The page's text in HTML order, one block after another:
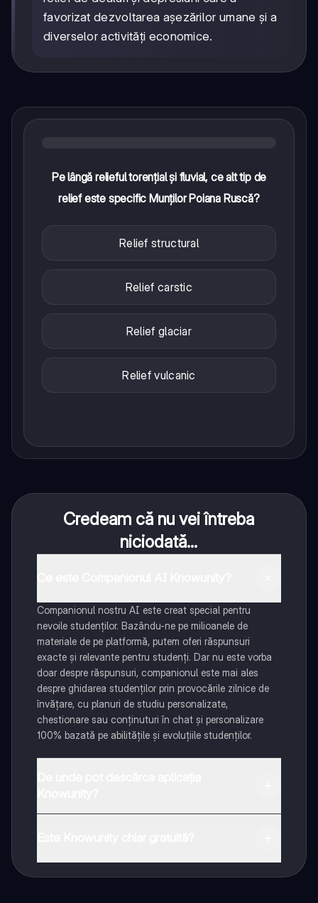
favorizat dezvoltarea așezărilor umane și a
diverselor activități economice.
Pe lângă relieful torențial și fluvial, ce alt tip de
relief este specific Munților Poiana Ruscă?
Relief structural
Relief carstic
Relief glaciar
Relief vulcanic
Credeam că nu vei întreba
niciodată...
Companionul nostru AI este creat special pentru
nevoile studenților. Bazându-ne pe milioanele de
materiale de pe platformă, putem oferi răspunsuri
exacte și relevante pentru studenți. Dar nu este vorba
doar despre răspunsuri, companionul este mai ales
despre ghidarea studenților prin provocările zilnice de
învățare, cu planuri de studiu personalizate,
chestionare sau conținuturi în chat și personalizare
100% bazată pe abilitățile și evoluțiile studenților.